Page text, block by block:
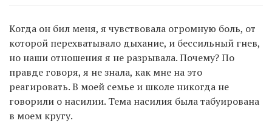
Когда он бил меня, я чувствовала огромную боль, от
которой перехватывало дыхание, и бессильный гнев,
но наши отношения я не разрывала. Почему? По
правде говоря, я не знала, как мне на это
реагировать. В моей семье и школе никогда не
говорили о насилии. Тема насилия была табуирована
в моем кругу.